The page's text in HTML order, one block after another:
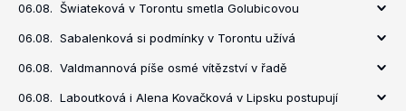
06.08. Šwiateková v Torontu smetla Golubicovou
06.08. Sabalenková si podmínky v Torontu užívá
06.08. Valdmannová píše osmé vítězství v řadě
06.08. Laboutková i Alena Kovačková v Lipsku postupují